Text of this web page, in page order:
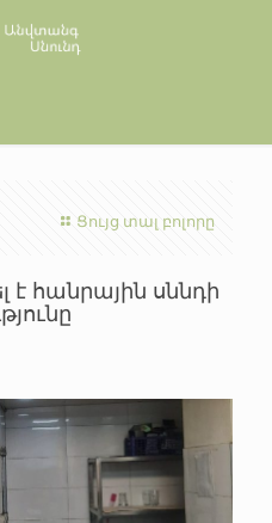
Ցույց տալ բոլորը
է հանրային սննդի